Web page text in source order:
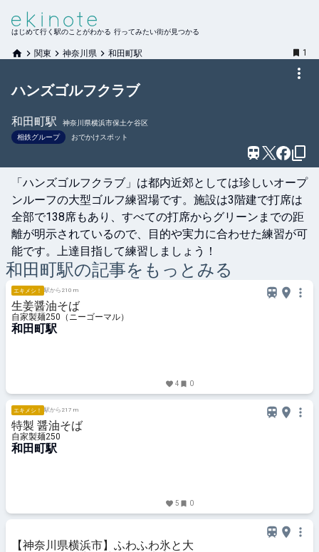
はじめて行く駅のことがわかる 行ってみたい街が見つかる
関東 神奈川県 和田町駅 1
ハンズゴルフクラブ
和田町駅
神奈川県横浜市保土ケ谷区
相鉄グループ
おでかけスポット
「ハンズゴルフクラブ」は都内近郊としては珍しいオープ
ンルーフの大型ゴルフ練習場です。施設は3階建で打席は
全部で138席もあり、すべての打席からグリーンまでの距
離が明示されているので、目的や実力に合わせた練習が可
能です。上達目指して練習しましょう！
和田町駅の記事をもっとみる
エキメシ！ 駅から210 m
生姜醤油そば
自家製麺250（ニーゴーマル）
和田町駅
4 0
エキメシ！ 駅から217 m
特製 醤油そば
自家製麺250
和田町駅
5 0
【神奈川県横浜市】ふわふわ氷と大